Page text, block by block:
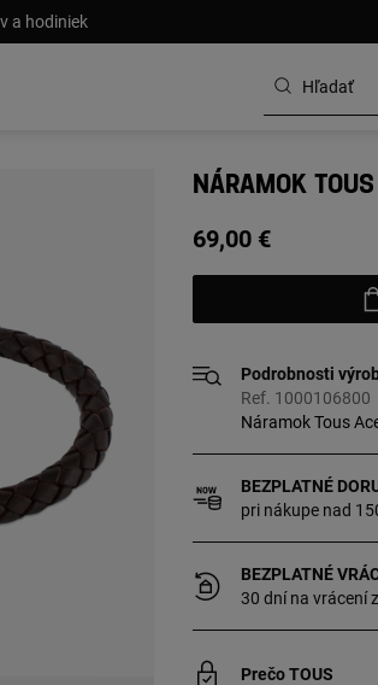
a hodiniek
NÁRAMOK
69,00 €
Podrobnosti
Ref. 1000106800
Náramok Tous
BEZPLATNÉ
pri nákupe nad
BEZPLATNÉ
30 dní na vrácení
Prečo TOUS